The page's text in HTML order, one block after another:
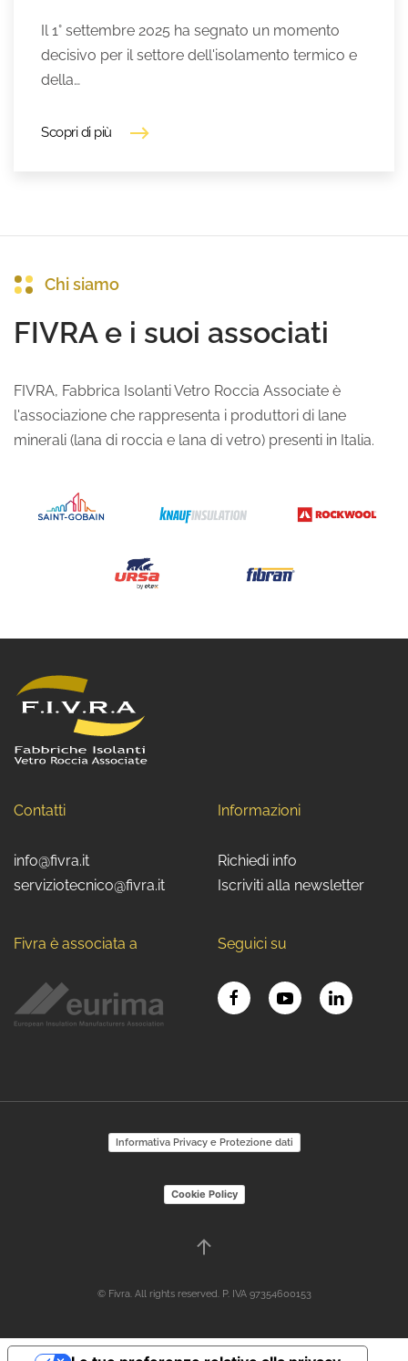
Il 1° settembre 2025 ha segnato un momento
decisivo per il settore dell'isolamento termico e
della…
Scopri di più
Chi siamo
FIVRA e i suoi associati
FIVRA, Fabbrica Isolanti Vetro Roccia Associate è
l'associazione che rappresenta i produttori di lane
minerali (lana di roccia e lana di vetro) presenti in Italia.
Contatti
info@fivra.it
serviziotecnico@fivra.it
Informazioni
Richiedi info
Iscriviti alla newsletter
Fivra è associata a Seguici su
Informativa Privacy e Protezione dati
Cookie Policy
© Fivra. All rights reserved. P. IVA 97354600153